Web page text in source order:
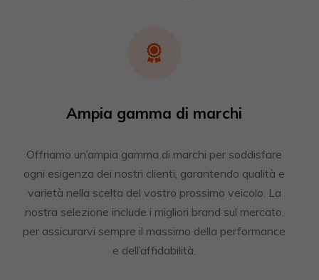
Ampia gamma di marchi
Offriamo un’ampia gamma di marchi per soddisfare
ogni esigenza dei nostri clienti, garantendo qualità e
varietà nella scelta del vostro prossimo veicolo. La
nostra selezione include i migliori brand sul mercato,
per assicurarvi sempre il massimo della performance
e dell’affidabilità.